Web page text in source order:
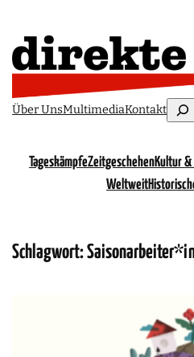
Über UnsMultimediaKontakt
TageskämpfeZeitgeschehenKultur
Weltweit
Schlagwort: